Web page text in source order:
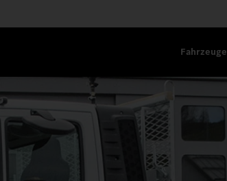
Fahrzeuge